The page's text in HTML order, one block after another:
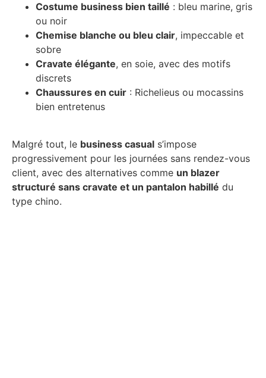
Costume business bien taillé : bleu marine, gris
ou noir
Chemise blanche ou bleu clair, impeccable et
sobre
Cravate élégante, en soie, avec des motifs
discrets
Chaussures en cuir : Richelieus ou mocassins
bien entretenus
Malgré tout, le business casual s’impose
progressivement pour les journées sans rendez-vous
client, avec des alternatives comme un blazer
structuré sans cravate et un pantalon habillé du
type chino.